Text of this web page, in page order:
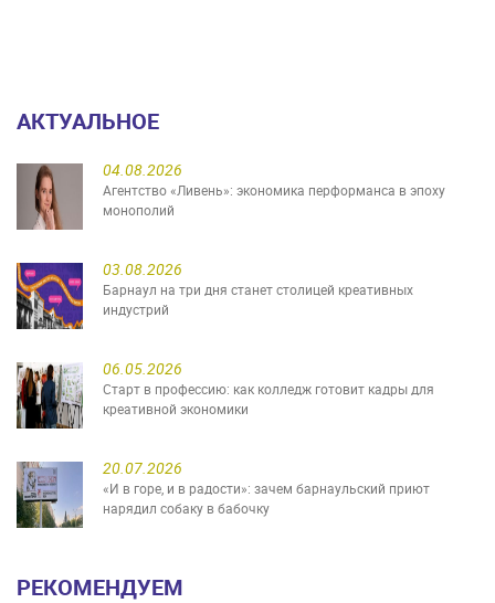
АКТУАЛЬНОЕ
04.08.2026
Агентство «Ливень»: экономика перформанса в эпоху
монополий
03.08.2026
Барнаул на три дня станет столицей креативных
индустрий
06.05.2026
Старт в профессию: как колледж готовит кадры для
креативной экономики
20.07.2026
«И в горе, и в радости»: зачем барнаульский приют
нарядил собаку в бабочку
РЕКОМЕНДУЕМ